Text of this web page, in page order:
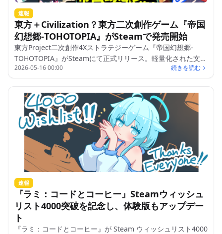
速報
東方＋Civilization？東方二次創作ゲーム『帝国
幻想郷-TOHOTOPIA』がSteamで発売開始
東方Project二次創作4Xストラテジーゲーム『帝国幻想郷-
TOHOTOPIA』がSteamにて正式リリース。軽量化された文明
系ゲームプレイとマルチプレイ対戦が特徴。
2026-05-16 00:00 続きを読む
速報
『ラミ：コードとコーヒー』Steamウィッシュ
リスト4000突破を記念し、体験版もアップデー
ト
『ラミ：コードとコーヒー』が Steam ウィッシュリスト4000